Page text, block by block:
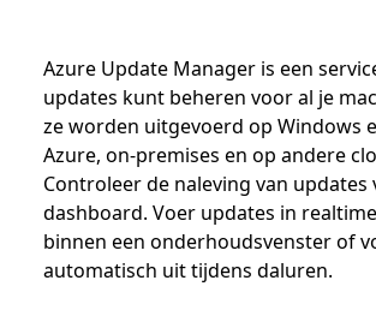
Azure Update Manager is een
updates kunt beheren voor al je
ze worden uitgevoerd op Windows
Azure, on-premises en op andere
Controleer de naleving van updates
dashboard. Voer updates in
binnen een onderhoudsvenster of
automatisch uit tijdens daluren.